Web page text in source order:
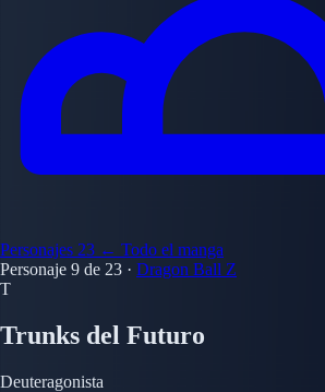
Personajes 23 ← Todo el manga
Personaje 9 de 23 · Dragon Ball Z
T
Trunks del Futuro
Deuteragonista